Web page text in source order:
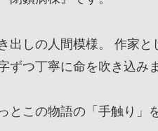
しの人間模様。 作家と
ずつ丁寧に命を吹き込み
この物語の「手触り」